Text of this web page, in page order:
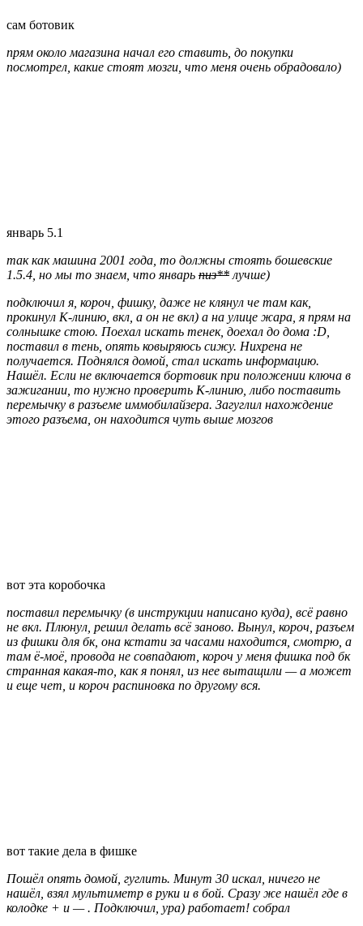
сам ботовик
прям около магазина начал его ставить, до покупки
посмотрел, какие стоят мозги, что меня очень обрадовало)
январь 5.1
так как машина 2001 года, то должны стоять бошевские
1.5.4, но мы то знаем, что январь пиз** лучше)
подключил я, короч, фишку, даже не клянул че там как,
прокинул К-линию, вкл, а он не вкл) а на улице жара, я прям на
солнышке стою. Поехал искать тенек, доехал до дома :D,
поставил в тень, опять ковыряюсь сижу. Нихрена не
получается. Поднялся домой, стал искать информацию.
Нашёл. Если не включается бортовик при положении ключа в
зажигании, то нужно проверить К-линию, либо поставить
перемычку в разъеме иммобилайзера. Загуглил нахождение
этого разъема, он находится чуть выше мозгов
вот эта коробочка
поставил перемычку (в инструкции написано куда), всё равно
не вкл. Плюнул, решил делать всё заново. Вынул, короч, разъем
из фишки для бк, она кстати за часами находится, смотрю, а
там ё-моё, провода не совпадают, короч у меня фишка под бк
странная какая-то, как я понял, из нее вытащили — а может
и еще чет, и короч распиновка по другому вся.
вот такие дела в фишке
Пошёл опять домой, гуглить. Минут 30 искал, ничего не
нашёл, взял мультиметр в руки и в бой. Сразу же нашёл где в
колодке + и — . Подключил, ура) работает! собрал